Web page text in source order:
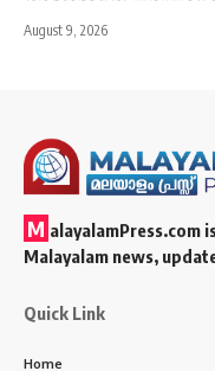
August 9, 2026
M alayalamPress.com
Malayalam news,
Quick Link
Home